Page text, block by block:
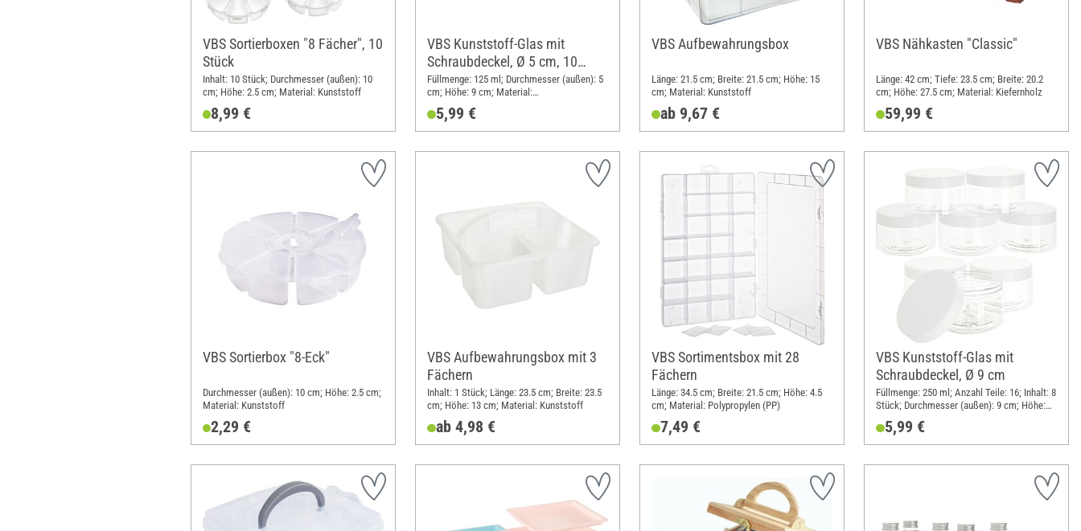
VBS Sortierboxen "8 Fächer", 10
Stück
Inhalt: 10 Stück; Durchmesser (außen): 10
cm; Höhe: 2.5 cm; Material: Kunststoff
8,99 €
VBS Kunststoff-Glas mit
Schraubdeckel, Ø 5 cm, 10
Stück
Füllmenge: 125 ml; Durchmesser (außen): 5
cm; Höhe: 9 cm; Material:
5,99 €
VBS Aufbewahrungsbox
Länge: 21.5 cm; Breite: 21.5 cm; Höhe: 15
cm; Material: Kunststoff
ab 9,67 €
VBS Nähkasten "Classic"
Länge: 42 cm; Tiefe: 23.5 cm; Breite: 20.2
cm; Höhe: 27.5 cm; Material: Kiefernholz
59,99 €
VBS Sortierbox "8-Eck"
Durchmesser (außen): 10 cm; Höhe: 2.5 cm;
Material: Kunststoff
2,29 €
VBS Aufbewahrungsbox mit 3
Fächern
Inhalt: 1 Stück; Länge: 23.5 cm; Breite: 23.5
cm; Höhe: 13 cm; Material: Kunststoff
ab 4,98 €
VBS Sortimentsbox mit 28
Fächern
Länge: 34.5 cm; Breite: 21.5 cm; Höhe: 4.5
cm; Material: Polypropylen (PP)
7,49 €
VBS Kunststoff-Glas mit
Schraubdeckel, Ø 9 cm
Füllmenge: 250 ml; Anzahl Teile: 16; Inhalt: 8
Stück; Durchmesser (außen): 9 cm; Höhe:
5.8 cm; Material: Kunststoff
5,99 €